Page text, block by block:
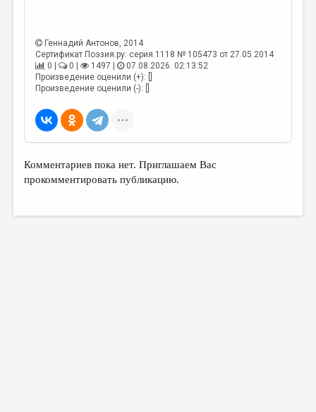
РЕДКОЛЛЕГИЯ
ОТ РЕДАКЦИИ
ЭССЕИСТИКА
КУЛЬТУРОВЕДЕНИЕ
Геннадий Антонов, 2014
Сертификат Поэзия.ру: серия 1118 № 105473 от 27.05.2014
0 |
0 | 1497 |
07.08.2026. 02:13:52
Произведение оценили (+): []
Произведение оценили (-): []
Комментариев пока нет. Приглашаем Вас
прокомментировать публикацию.